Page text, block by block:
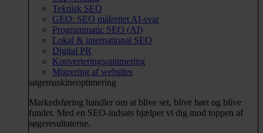
Teknisk SEO
GEO: SEO målrettet AI-svar
Programmatic SEO (AI)
Lokal & international SEO
Digital PR
Konverteringsoptimering
Migrering af websites
søgemaskineoptimering
Markedsføring handler om at blive set, blive hørt og blive
fundet. Med en SEO-indsats hjælper vi dig mod toppen af
søgeresultaterne.